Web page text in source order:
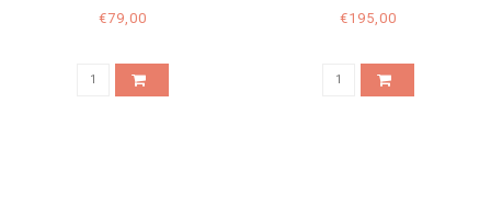
CANOPY BOW
€79,00
CANOPY
€195,00